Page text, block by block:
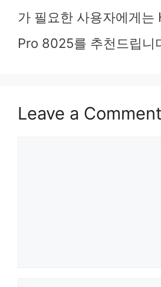
가 필요한 사용자에게
Pro 8025를 추천드립니
Leave a Comment
Name